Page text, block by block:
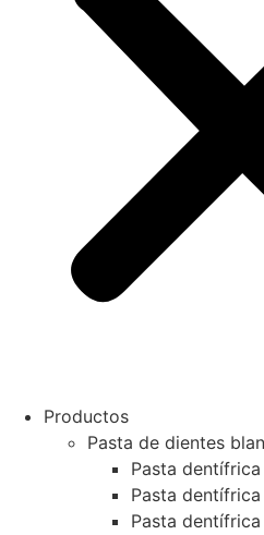
Productos
Pasta de dientes
Pasta
Pasta
Pasta